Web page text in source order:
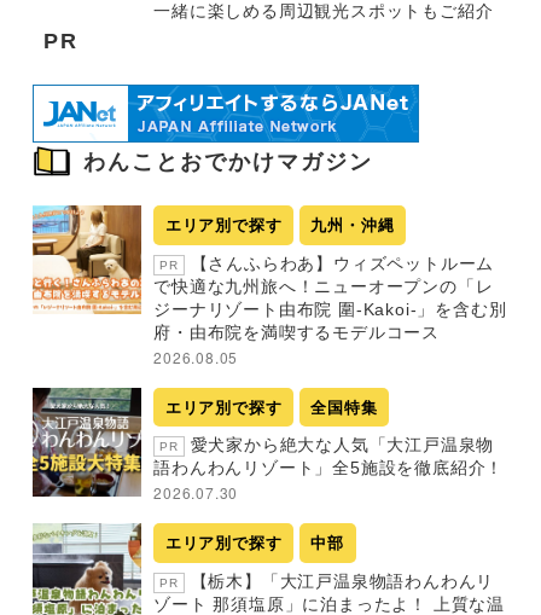
一緒に楽しめる周辺観光スポットもご紹介
PR
わんことおでかけマガジン
エリア別で探す 九州・沖縄
PR
【さんふらわあ】ウィズペットルーム
で快適な九州旅へ！ニューオープンの「レ
ジーナリゾート由布院 圍-Kakoi-」を含む別
府・由布院を満喫するモデルコース
2026.08.05
エリア別で探す 全国特集
PR
愛犬家から絶大な人気「大江戸温泉物
語わんわんリゾート」全5施設を徹底紹介！
2026.07.30
エリア別で探す 中部
PR
【栃木】「大江戸温泉物語わんわんリ
ゾート 那須塩原」に泊まったよ！ 上質な温